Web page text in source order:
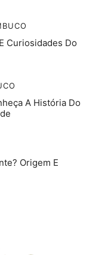
Curiosidades Do
A História Do
Origem E